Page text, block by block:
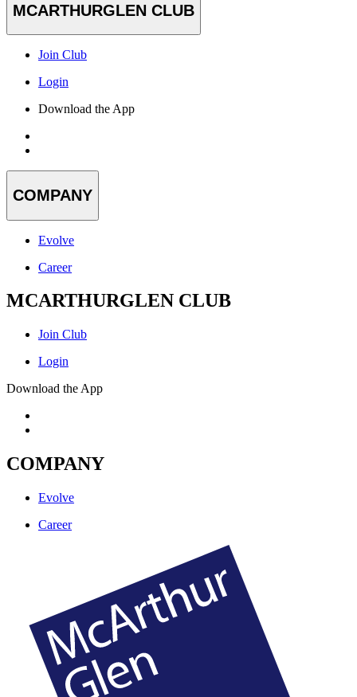
MCARTHURGLEN CLUB
Join Club
Login
Download the App
COMPANY
Evolve
Career
MCARTHURGLEN CLUB
Join Club
Login
Download the App
COMPANY
Evolve
Career